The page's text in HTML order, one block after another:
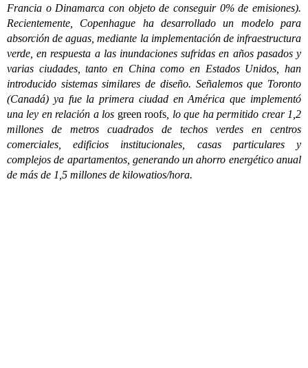
Francia o Dinamarca con objeto de conseguir 0% de emisiones).
Recientemente, Copenhague ha desarrollado un modelo para
absorción de aguas, mediante la implementación de infraestructura
verde, en respuesta a las inundaciones sufridas en años pasados y
varias ciudades, tanto en China como en Estados Unidos, han
introducido sistemas similares de diseño. Señalemos que Toronto
(Canadá) ya fue la primera ciudad en América que implementó
una ley en relación a los green roofs, lo que ha permitido crear 1,2
millones de metros cuadrados de techos verdes en centros
comerciales, edificios institucionales, casas particulares y
complejos de apartamentos, generando un ahorro energético anual
de más de 1,5 millones de kilowatios/hora.